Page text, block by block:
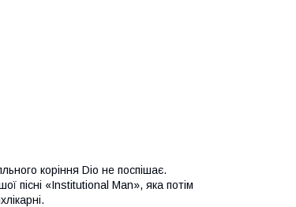
коріння Dio не поспішає.
пісні «Institutional Man», яка потім